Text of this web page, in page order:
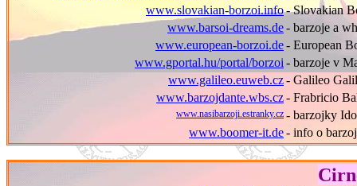
www.slovakian-borzoi.info- Slovakian
www.barsoi-dreams.de- barzoje a
www.european-borzoi.de- European
www.gportal.hu/portal/borzoi - barzoje v
www.galileo.euweb.cz- Galileo
www.barzojdante.wbs.cz- Frabricio
www.nasibarzoji.estranky.cz - barzojky
www.boomer-it.de- info o